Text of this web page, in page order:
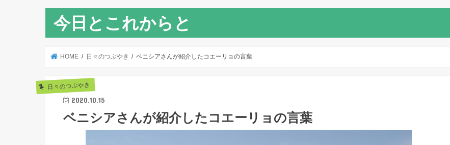
今日とこれからと
HOME 日々のつぶやき ベニシアさんが紹介したコエーリョの言葉
日々のつぶやき
2020.10.15
ベニシアさんが紹介したコエーリョの言葉